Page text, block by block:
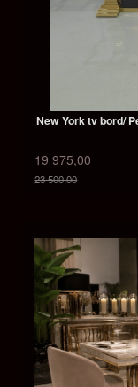
New York tv bord/
19 975,00
23 500,00